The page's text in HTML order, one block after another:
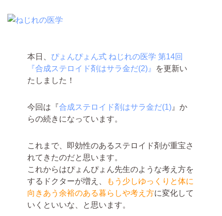
本日、 ぴょんぴょん式 ねじれの医学 第14回
『合成ステロイド剤はサラ金だ(2)』
を更新い
たしました！
今回は『合成ステロイド剤はサラ金だ(1) 』か
らの続きになっています。
これまで、即効性のあるステロイド剤が重宝さ
れてきたのだと思います。
これからはぴょんぴょん先生のような考え方を
するドクターが増え、
もう少しゆっくりと体に
向きあう余裕のある暮らしや考え方に変化して
いくといいな、と思います。